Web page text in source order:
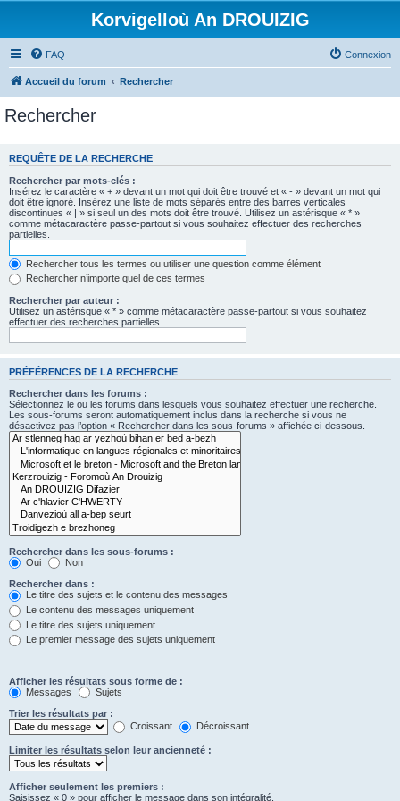
Korvigelloù An DROUIZIG
FAQ Connexion
Accueil du forum Rechercher
Rechercher
REQUÊTE DE LA RECHERCHE
Rechercher par mots-clés :
Insérez le caractère « + » devant un mot qui doit être trouvé et « - » devant un mot qui
doit être ignoré. Insérez une liste de mots séparés entre des barres verticales
discontinues « | » si seul un des mots doit être trouvé. Utilisez un astérisque « * »
comme métacaractère passe-partout si vous souhaitez effectuer des recherches
partielles.
Rechercher tous les termes ou utiliser une question comme élément
Rechercher n’importe quel de ces termes
Rechercher par auteur :
Utilisez un astérisque « * » comme métacaractère passe-partout si vous souhaitez
effectuer des recherches partielles.
PRÉFÉRENCES DE LA RECHERCHE
Rechercher dans les forums :
Sélectionnez le ou les forums dans lesquels vous souhaitez effectuer une recherche.
Les sous-forums seront automatiquement inclus dans la recherche si vous ne
désactivez pas l’option « Rechercher dans les sous-forums » affichée ci-dessous.
Rechercher dans les sous-forums :
Oui
Non
Rechercher dans :
Le titre des sujets et le contenu des messages
Le contenu des messages uniquement
Le titre des sujets uniquement
Le premier message des sujets uniquement
Afficher les résultats sous forme de :
Messages
Sujets
Trier les résultats par :
Croissant
Décroissant
Limiter les résultats selon leur ancienneté :
Afficher seulement les premiers :
Saisissez « 0 » pour afficher le message dans son intégralité.